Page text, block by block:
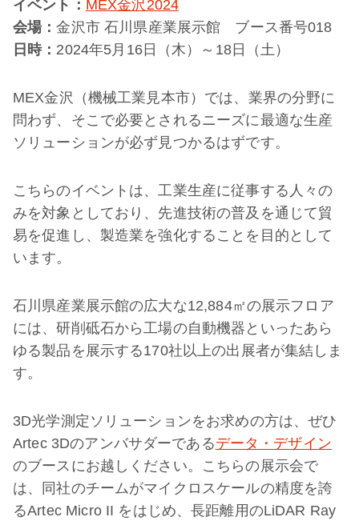
イベント： MEX金沢2024
会場：金沢市 石川県産業展示館 ブース番号018
日時： 2024年5月16日（木）～18日（土）
MEX金沢（機械工業見本市）では、業界の分野に
問わず、そこで必要とされるニーズに最適な生産
ソリューションが必ず見つかるはずです。
こちらのイベントは、工業生産に従事する人々の
みを対象としており、先進技術の普及を通じて貿
易を促進し、製造業を強化することを目的として
います。
石川県産業展示館の広大な12,884㎡の展示フロア
には、研削砥石から工場の自動機器といったあら
ゆる製品を展示する170社以上の出展者が集結しま
す。
3D光学測定ソリューションをお求めの方は、ぜひ
Artec 3Dのアンバサダーであるデータ・デザイン
のブースにお越しください。こちらの展示会で
は、同社のチームがマイクロスケールの精度を誇
るArtec Micro II をはじめ、長距離用のLiDAR Ray